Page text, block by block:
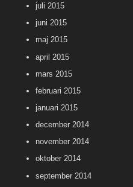
juli 2015
juni 2015
maj 2015
april 2015
mars 2015
februari 2015
januari 2015
december 2014
november 2014
oktober 2014
september 2014